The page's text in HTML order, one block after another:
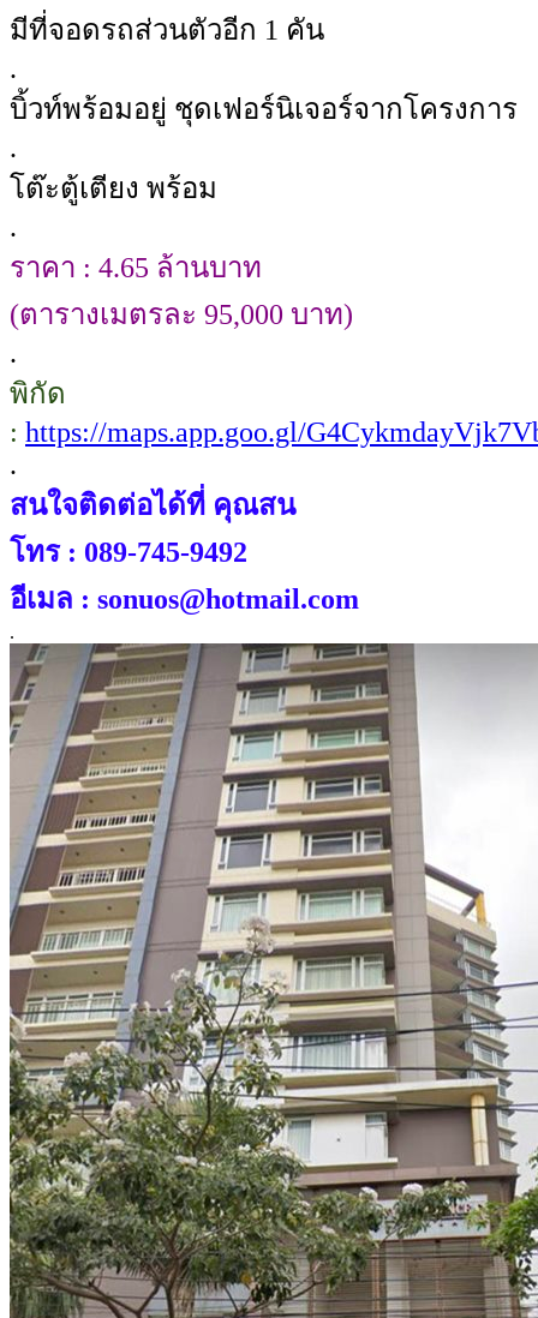
มีที่จอดรถส่วนตัวอีก 1 คัน
.
บิ้วท์พร้อมอยู่ ชุดเฟอร์นิเจอร์จากโครงการ
.
โต๊ะตู้เตียง พร้อม
.
ราคา : 4.65 ล้านบาท
(ตารางเมตรละ 95,000 บาท)
.
พิกัด
: https://maps.app.goo.gl/
.
สนใจติดต่อได้ที่ คุณสน
โทร : 089-745-9492
อีเมล : sonuos@hotmail.com
.